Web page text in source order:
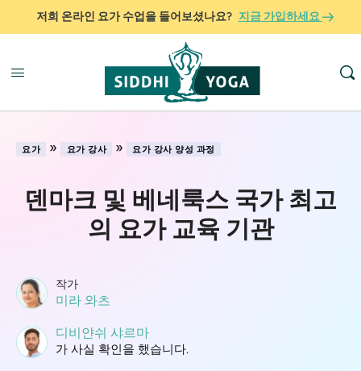
저희 온라인 요가 수업을 들어보셨나요? 지금 가입하세요
요가 » 요가 강사 » 요가 강사 양성 과정
덴마크 및 베네룩스 국가 최고
의 요가 교육 기관
작가
미라 와츠
디비얀쉬 샤르마
가 사실 확인을 했습니다.